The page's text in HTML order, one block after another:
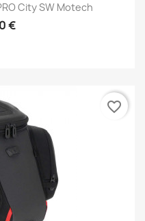
City SW Motech
€
favorite_border